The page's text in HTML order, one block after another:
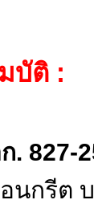
บัติ :
. 827-
นกรีต